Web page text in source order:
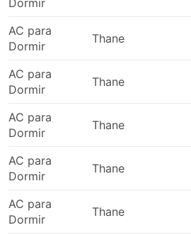
Dormir
AC para
Dormir
Thane
AC para
Dormir
Thane
AC para
Dormir
Thane
AC para
Dormir
Thane
AC para
Dormir
Thane